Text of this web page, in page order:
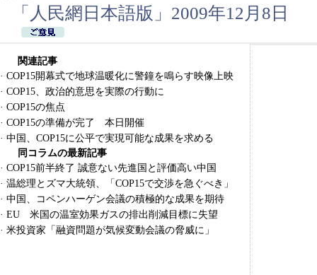
「人民網日本語版」2009年12月8日
関連記事
· COP15開幕式で地球温暖化に警鐘を鳴らす映像上映
· COP15、政治的意思を実際の行動に
· COP15の焦点
· COP15の準備が完了 本日開催
· 中国、COP15に公平で実現可能な成果を求める
同コラムの最新記事
· COP15前半終了 誠意ない先進国と評価高い中国
· 温総理とズマ大統領、「COP15で交渉を急ぐべき」
· 中国、コペンハーゲン会議の積極的な成果を期待
· EU 米国の温室効果ガスの排出削減目標に失望
· 米投資家「融資問題が気候変動会議の脅威に」